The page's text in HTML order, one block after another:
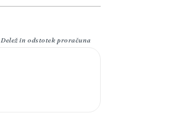
Delež in odstotek proračuna